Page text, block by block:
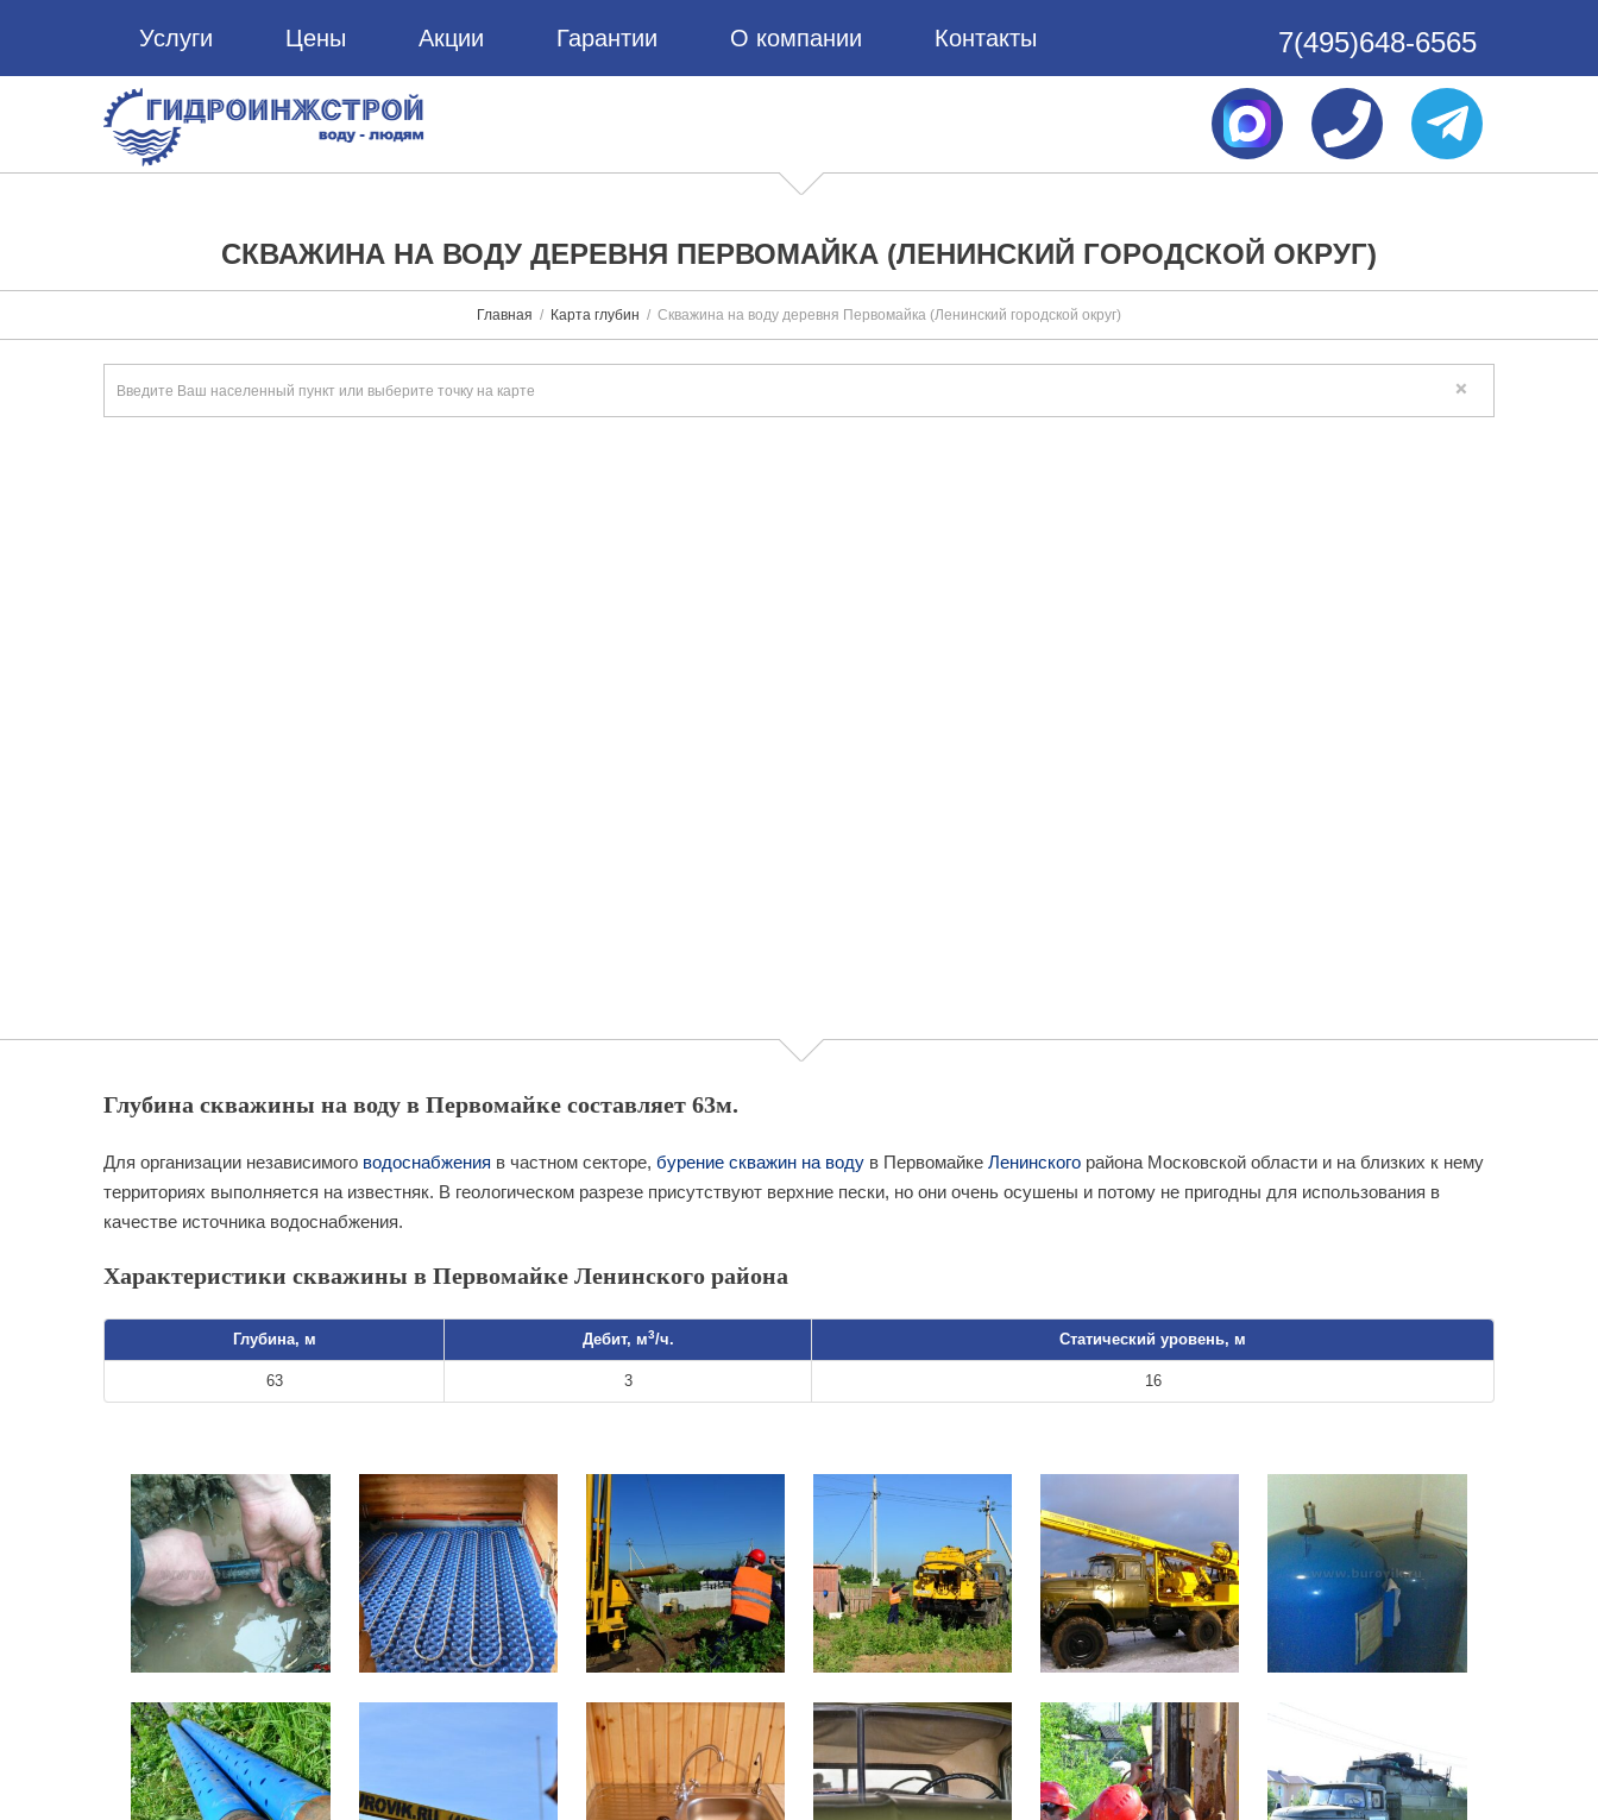
Услуги Цены Акции Гарантии О компании Контакты 7(495)648-6565
СКВАЖИНА НА ВОДУ ДЕРЕВНЯ ПЕРВОМАЙКА (ЛЕНИНСКИЙ ГОРОДСКОЙ ОКРУГ)
Главная Карта глубин Скважина на воду деревня Первомайка (Ленинский городской округ)
Глубина скважины на воду в Первомайке составляет 63м.
Для организации независимого водоснабжения в частном секторе, бурение скважин на воду в Первомайке Ленинского района Московской области и на близких к нему
территориях выполняется на известняк. В геологическом разрезе присутствуют верхние пески, но они очень осушены и потому не пригодны для использования в
качестве источника водоснабжения.
Характеристики скважины в Первомайке Ленинского района
Глубина, м Дебит, м3/ч. Статический уровень, м
63 3 16